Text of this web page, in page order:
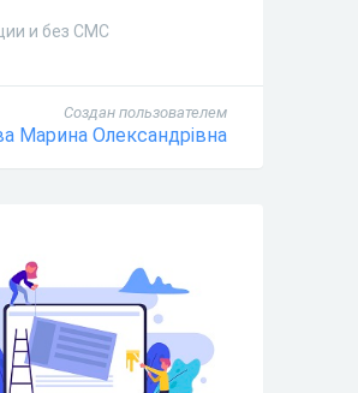
и без СМС
Создан пользователем
Марина Олександрівна